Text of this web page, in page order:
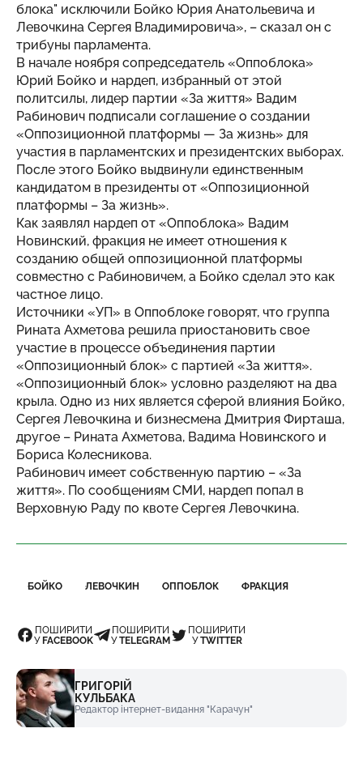
блока" исключили Бойко Юрия Анатольевича и
Левочкина Сергея Владимировича», – сказал он с
трибуны парламента.
В начале ноября сопредседатель «Оппоблока»
Юрий Бойко и нардеп, избранный от этой
политсилы, лидер партии «За життя» Вадим
Рабинович подписали соглашение о создании
«Оппозиционной платформы — За жизнь» для
участия в парламентских и президентских выборах.
После этого Бойко выдвинули единственным
кандидатом в президенты от «Оппозиционной
платформы – За жизнь».
Как заявлял нардеп от «Оппоблока» Вадим
Новинский, фракция не имеет отношения к
созданию общей оппозиционной платформы
совместно с Рабиновичем, а Бойко сделал это как
частное лицо.
Источники «УП» в Оппоблоке говорят, что группа
Рината Ахметова решила приостановить свое
участие в процессе объединения партии
«Оппозиционный блок» с партией «За життя».
«Оппозиционный блок» условно разделяют на два
крыла. Одно из них является сферой влияния Бойко,
Сергея Левочкина и бизнесмена Дмитрия Фирташа,
другое – Рината Ахметова, Вадима Новинского и
Бориса Колесникова.
Рабинович имеет собственную партию – «За
життя». По сообщениям СМИ, нардеп попал в
Верховную Раду по квоте Сергея Левочкина.
БОЙКО ЛЕВОЧКИН ОППОБЛОК ФРАКЦИЯ
ПОШИРИТИ
УFACEBOOK
ПОШИРИТИ
УTELEGRAM
ПОШИРИТИ
УTWITTER
ГРИГОРІЙ
КУЛЬБАКА
Редактор інтернет-видання "Карачун"